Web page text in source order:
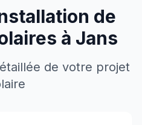
de
à Jans
de votre projet